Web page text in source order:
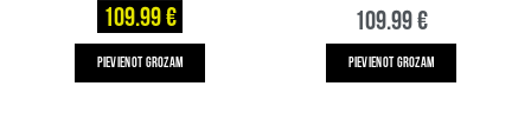
109.99 €
PIEVIENOT GROZAM
109.99 €
PIEVIENOT GROZAM